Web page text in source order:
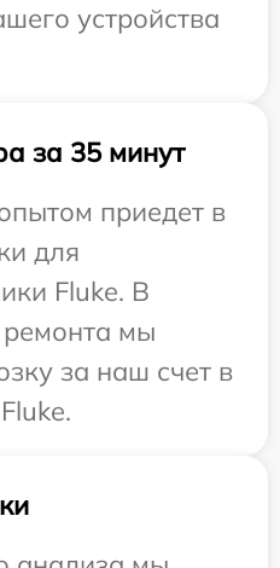
устройства
за 35 минут
приедет в
для
Fluke. В
мы
за наш счет в